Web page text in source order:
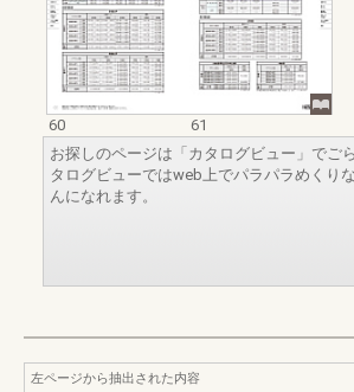
60
61
お探しのページは「カタログビュー」でご
タログビューではweb上でパラパラめくり
んになれます。
左ページから抽出された内容